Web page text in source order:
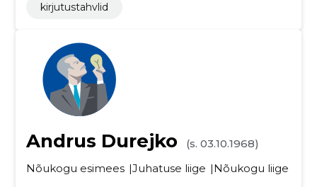
kirjutustahvlid
Andrus Durejko
(s. 03.10.1968)
Nõukogu esimees Juhatuse liige Nõukogu liige